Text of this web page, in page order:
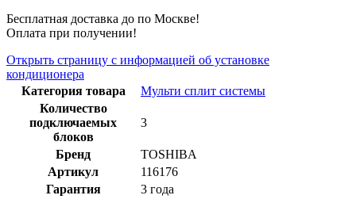
Бесплатная доставка до по Москве!
Оплата при получении!
Открыть страницу с информацией об установке
кондиционера
Категория товара
Мульти сплит системы
Количество
подключаемых
блоков
3
Бренд
TOSHIBA
Артикул
116176
Гарантия
3 года